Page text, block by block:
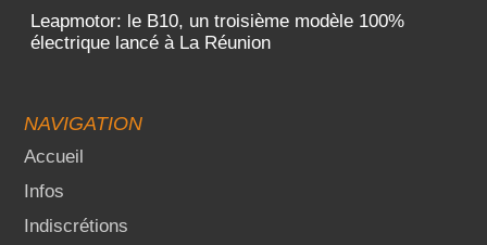
Leapmotor: le B10, un troisième modèle 100%
électrique lancé à La Réunion
NAVIGATION
Accueil
Infos
Indiscrétions